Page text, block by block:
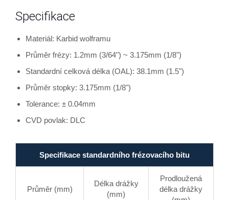
Specifikace
Materiál: Karbid wolframu
Průměr frézy: 1.2mm (3/64") ~ 3.175mm (1/8")
Standardní celková délka (OAL): 38.1mm (1.5")
Průměr stopky: 3.175mm (1/8")
Tolerance: ± 0.04mm
CVD povlak: DLC
Specifikace standardního frézovacího bitu
Průměr (mm)
Délka drážky
(mm)
Prodloužená
délka drážky